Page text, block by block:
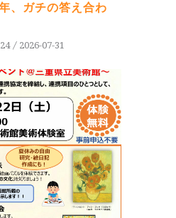
、ガチの答え合わ
2026-07-31